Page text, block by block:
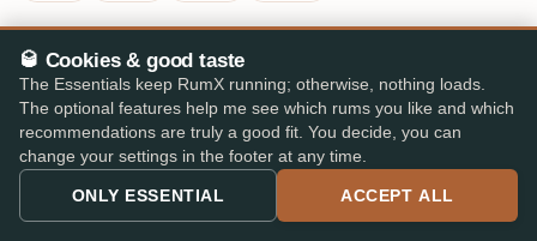
Frequently Asked Questions
about Domaine de Séverin
Where can I buy Domaine de Séverin at a
low price?
🥃 Cookies & good taste
The Essentials keep RumX running; otherwise, nothing loads.
The optional features help me see which rums you like and which
recommendations are truly a good fit. You decide, you can
change your settings in the footer at any time.
ONLY ESSENTIAL ACCEPT ALL